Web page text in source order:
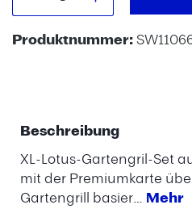
Produktnummer:
Beschreibung
XL-Lotus-Gartengril-Set
mit der Premiumkarte
Gartengrill basier… Mehr